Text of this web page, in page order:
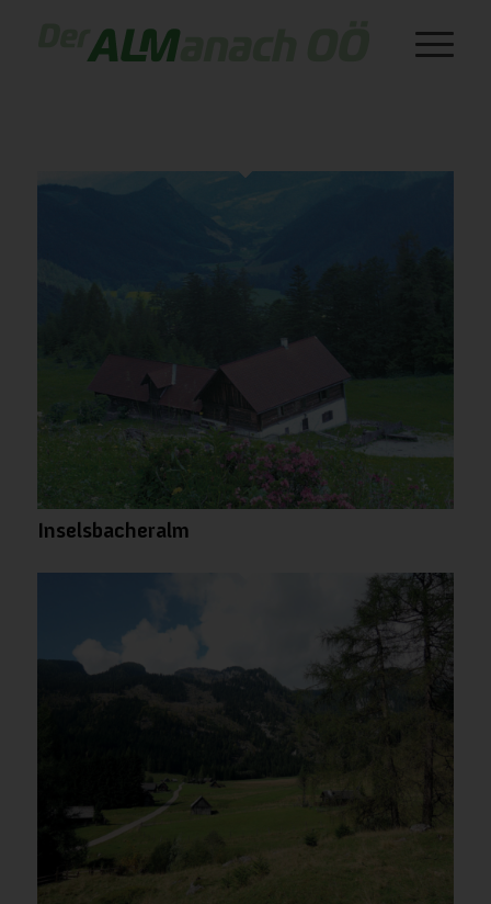
Inselsbacheralm